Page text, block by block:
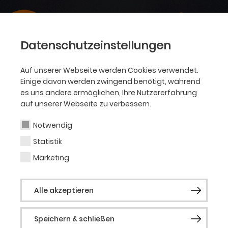
Datenschutzeinstellungen
Auf unserer Webseite werden Cookies verwendet.
Einige davon werden zwingend benötigt, während
es uns andere ermöglichen, Ihre Nutzererfahrung
auf unserer Webseite zu verbessern.
Notwendig
Statistik
Marketing
Alle akzeptieren
Speichern & schließen